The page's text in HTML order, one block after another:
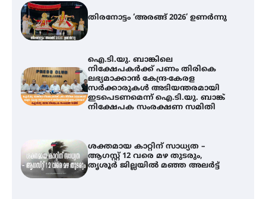
തിരനോട്ടം ‘അരങ്ങ് 2026’ ഉണർന്നു
ഐ.ടി.യു. ബാങ്കിലെ
നിക്ഷേപകർക്ക് പണം തിരികെ
ലഭ്യമാക്കാൻ കേന്ദ്ര-കേരള
സർക്കാരുകൾ അടിയന്തരമായി
ഇടപെടണമെന്ന് ഐ.ടി.യു. ബാങ്ക്
നിക്ഷേപക സംരക്ഷണ സമിതി
ശക്തമായ കാറ്റിന് സാധ്യത –
ആഗസ്റ്റ് 12 വരെ മഴ തുടരും,
തൃശൂർ ജില്ലയിൽ മഞ്ഞ അലർട്ട്